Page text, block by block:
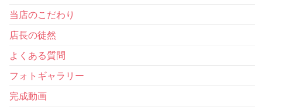
当店のこだわり
店長の徒然
よくある質問
フォトギャラリー
完成動画